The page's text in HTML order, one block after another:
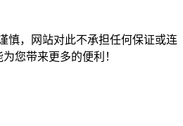
慎，网站对此不承担任何保证或连
您带来更多的便利！